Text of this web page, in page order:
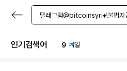
인기검색어
5 마스크팩
6 선크림
7 립밤
9 네일